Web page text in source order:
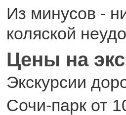
Из минусов -
коляской
Цены на
Экскурсии
Сочи-парк от